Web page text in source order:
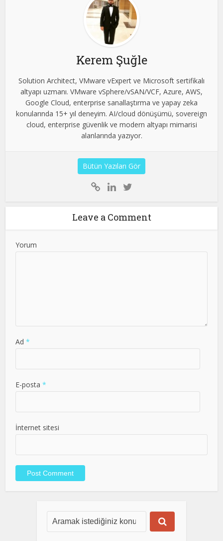
Kerem Şuğle
Solution Architect, VMware vExpert ve Microsoft sertifikalı
altyapı uzmanı. VMware vSphere/vSAN/VCF, Azure, AWS,
Google Cloud, enterprise sanallaştırma ve yapay zeka
konularında 15+ yıl deneyim. AI/cloud dönüşümü, sovereign
cloud, enterprise güvenlik ve modern altyapı mimarisi
alanlarında yazıyor.
Bütün Yazıları Gör
Leave a Comment
Yorum
Ad*
E-posta*
İnternet sitesi